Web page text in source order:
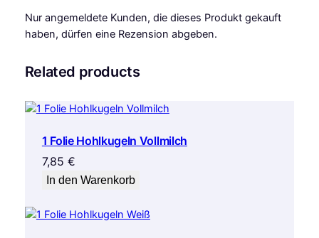
Nur angemeldete Kunden, die dieses Produkt gekauft
haben, dürfen eine Rezension abgeben.
Related products
1 Folie Hohlkugeln Vollmilch
7,85 €
In den Warenkorb